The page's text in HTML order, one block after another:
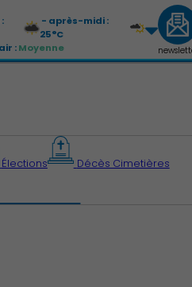
- après-midi :
25°C
:Moyenne
Élections Décès Cimetières